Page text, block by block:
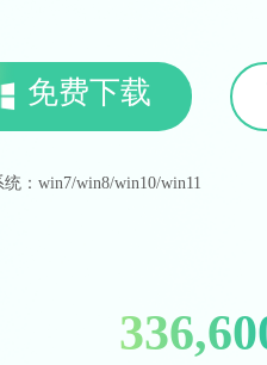
免费下载
：win7/win8/win10/win11